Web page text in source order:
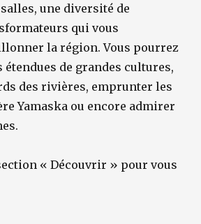
une diversité de
qui vous
la région. Vous pourrez
de grandes cultures,
des rivières, emprunter les
Yamaska ou encore admirer
« Découvrir » pour vous